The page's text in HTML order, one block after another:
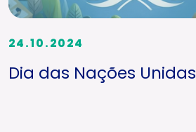
24.10.2024
Dia das Nações Unidas